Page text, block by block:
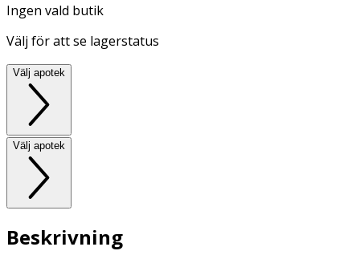
Ingen vald butik
Välj för att se lagerstatus
Välj apotek
Välj apotek
Beskrivning